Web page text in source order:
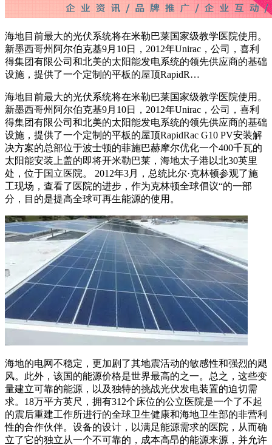
海地目前最大的光伏系统将在米勒巴莱国家级教学医院使用。
新墨西哥州阿尔伯克基9月10日，2012年Unirac，公司，喜利
得集团有限公司和北美的太阳能发电系统的领先供应商的基础
设施，提供了一个定制的平板的屋顶RapidR…
海地目前最大的光伏系统将在米勒巴莱国家级教学医院使用。
新墨西哥州阿尔伯克基9月10日，2012年Unirac，公司，喜利
得集团有限公司和北美的太阳能发电系统的领先供应商的基础
设施，提供了一个定制的平板的屋顶RapidRac G10 PV安装解
决方案的总部位于波士顿的菲施巴赫摩尔优化一个400千瓦的
太阳能安装上盖的即将开米勒巴莱，海地太子港以北30英里
处，位于国立医院。 2012年3月，总统比尔·克林顿参观了施
工现场，查看了医院的进步，作为克林顿全球倡议“的一部
分，目的是提高全球可再生能源的使用。
海地的电网不稳定，更加剧了其地震活动的敏感性和强烈的飓
风。此外，该国的能源价格是世界最高的之一。总之，这些变
量建立可靠的能源，以及独特的挑战光伏发电装置的迫切需
求。18万平方英尺，拥有312个床位的公立医院是一个了不起
的震后重建工作所进行的全球卫生健康和海地卫生部的非营利
性的合作伙伴。设备的设计，以满足能源需求的医院，从而确
立了它的独立从一个不可靠的，成本高昂的能源来源，并允许